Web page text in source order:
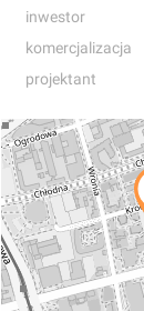
inwestor
komercjalizacja
projektant